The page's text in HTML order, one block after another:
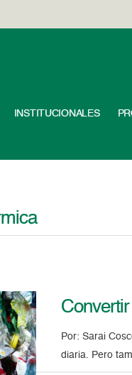
INSTITUCIONALES
Por: Sarai
diaria. Pero